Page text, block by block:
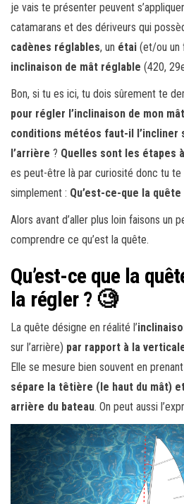
je vais te présenter peuvent
catamarans et des dériveurs qui
cadènes réglables, un étai (et/ou un
inclinaison de mât réglable (420,
Bon, si tu es ici, tu dois sûrement te
pour régler l’inclinaison de mon mât
conditions météos faut-il l’incliner
l’arrière ? Quelles sont les étapes
es peut-être là par curiosité donc tu
simplement : Qu’est-ce-que la quête
Alors avant d’aller plus loin faisons un
comprendre ce qu’est la quête.
Qu’est-ce que la
la régler ? 🧐
La quête désigne en réalité l’
sur l’arrière) par rapport à la
Elle se mesure bien souvent en
sépare la têtière (le haut du mât)
arrière du bateau. On peut aussi